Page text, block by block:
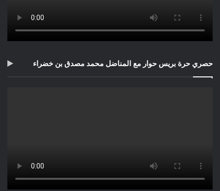
حصري حرة بريس حوار مع المناضل محمد مصدق بن خضراء